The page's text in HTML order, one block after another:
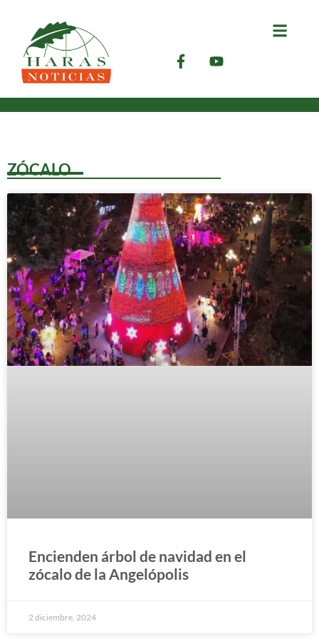
ZÓCALO
Encienden árbol de navidad en el
zócalo de la Angelópolis
2 diciembre, 2024